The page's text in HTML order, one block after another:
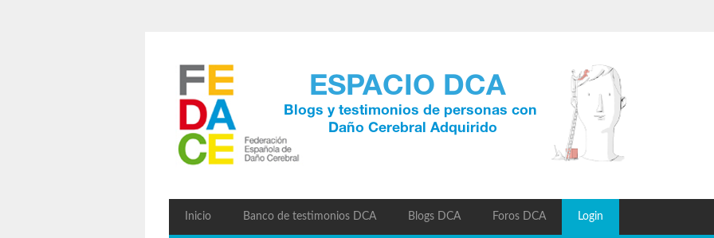
Inicio Banco de testimonios DCA Blogs DCA Foros DCA Login